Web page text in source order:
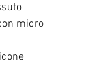
micro